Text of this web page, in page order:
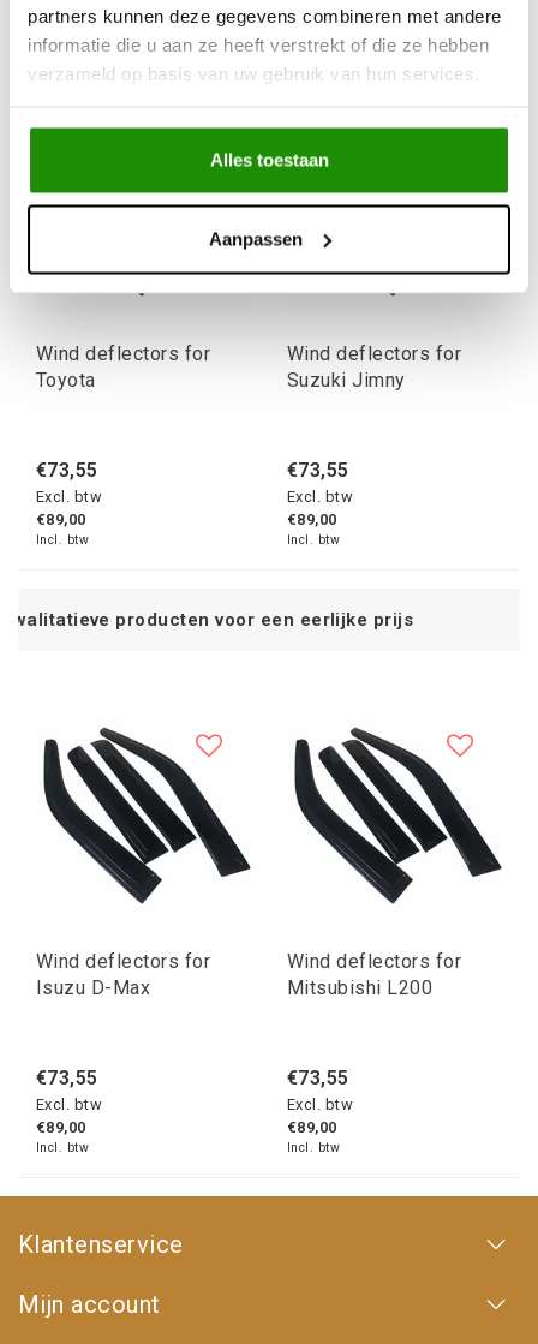
partners kunnen deze gegevens combineren met andere
informatie die u aan ze heeft verstrekt of die ze hebben
verzameld op basis van uw gebruik van hun services.
Alles toestaan
Aanpassen
€89,00
€89,00
Wind deflectors for
Toyota
€73,55
Excl. btw
€89,00
Incl. btw
Wind deflectors for
Suzuki Jimny
€73,55
Excl. btw
€89,00
Incl. btw
voor een eerlijke prijs
Wind deflectors for
Isuzu D-Max
€73,55
Excl. btw
€89,00
Incl. btw
Wind deflectors for
Mitsubishi L200
€73,55
Excl. btw
€89,00
Incl. btw
Klantenservice
Mijn account